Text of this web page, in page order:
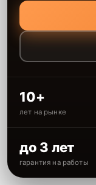
10+
лет на рынке
до 3 лет
гарантия на работы